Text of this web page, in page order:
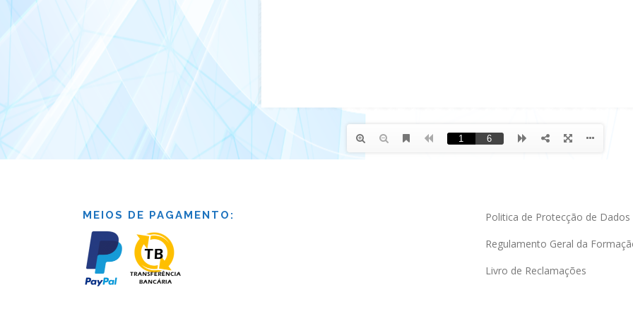
MEIOS DE PAGAMENTO:
Politica de Protecção de Dados
Regulamento Geral da
Livro de Reclamações